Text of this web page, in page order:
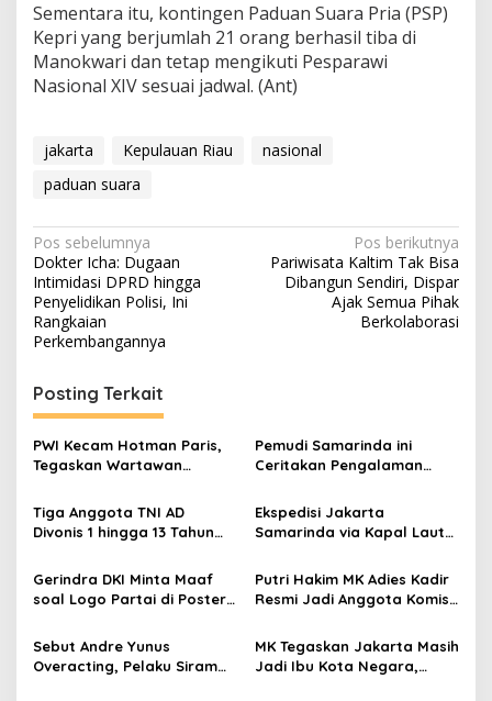
Sementara itu, kontingen Paduan Suara Pria (PSP)
Kepri yang berjumlah 21 orang berhasil tiba di
Manokwari dan tetap mengikuti Pesparawi
Nasional XIV sesuai jadwal. (Ant)
jakarta Kepulauan Riau
nasional
paduan suara
Navigasi
pos
Pos sebelumnya
Dokter Icha: Dugaan
Intimidasi DPRD hingga
Penyelidikan Polisi, Ini
Rangkaian
Perkembangannya
Pos berikutnya
Pariwisata Kaltim Tak Bisa
Dibangun Sendiri, Dispar
Ajak Semua Pihak
Berkolaborasi
Posting Terkait
PWI Kecam Hotman Paris,
Tegaskan Wartawan
Pemudi Samarinda ini
Ceritakan Pengalaman
Saloka dan Asha
Tiga Anggota TNI AD
Divonis 1 hingga 13 Tahun
Pembunuhan Kacab Bank
Ekspedisi Jakarta
Samarinda via Kapal Laut
Lebih Efisien
Gerindra DKI Minta Maaf
soal Logo Partai di Poster
Fest
Putri Hakim MK Adies Kadir
Resmi Jadi Anggota Komisi
Rapat Bersama
Mendikdasmen
Sebut Andre Yunus
Overacting, Pelaku Siram
MK Tegaskan Jakarta Masih
Jadi Ibu Kota Negara,